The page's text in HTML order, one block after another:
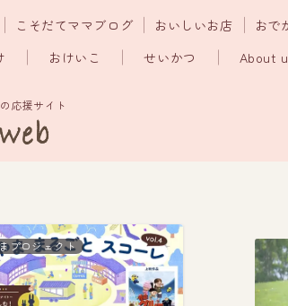
おけいこ せいかつ About
こそだてママブログ おいしいお店 おで
応援サイト
プロジェクト